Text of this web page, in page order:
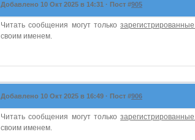
Добавлено 10 Окт 2025 в 14:31 · Пост #905
Читать сообщения могут толькозарегистрированные
своим именем.
Добавлено 10 Окт 2025 в 16:49 · Пост #906
Читать сообщения могут толькозарегистрированные
своим именем.